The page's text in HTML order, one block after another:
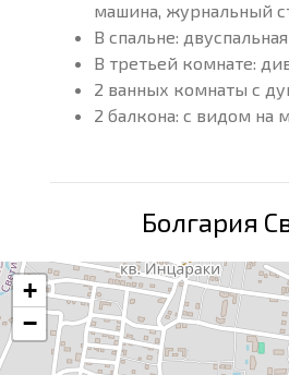
машина, журнальный
В спальне:
В третьей комнате:
2 ванных комнаты с
2 балкона: с видом на
Болгария
+
−